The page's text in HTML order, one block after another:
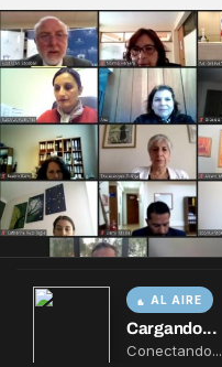
AL AIRE
Cargando...
Conectando...